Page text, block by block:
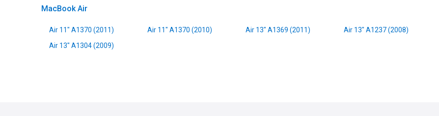
MacBook Air
Air 11" A1370 (2011) Air 11" A1370 (2010) Air 13" A1369 (2011) Air 13" A1237 (2008)
Air 13" A1304 (2009)